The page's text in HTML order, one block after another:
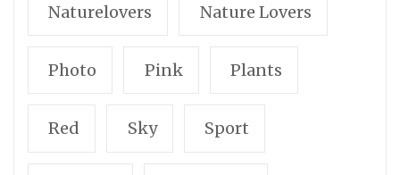
Naturelovers Nature Lovers
Photo Pink Plants
Red Sky Sport